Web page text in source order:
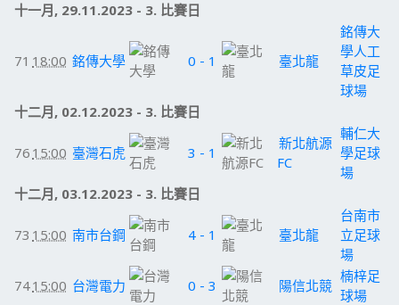
十一月, 29.11.2023 - 3. 比賽日
71 18:00 銘傳大學 0 - 1 臺北龍
銘傳大
學人工
草皮足
球場
十二月, 02.12.2023 - 3. 比賽日
76 15:00 臺灣石虎 3 - 1
新北航源
FC
輔仁大
學足球
場
十二月, 03.12.2023 - 3. 比賽日
73 15:00 南市台鋼 4 - 1 臺北龍
台南市
立足球
場
7415:00 台灣電力 0 - 3 陽信北競
楠梓足
球場